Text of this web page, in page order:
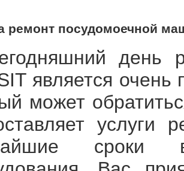
ремонт посудомоечной
день
является
может
сроки